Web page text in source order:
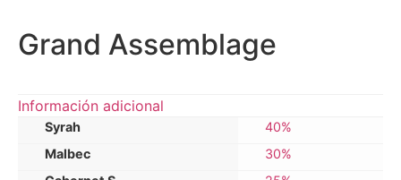
Grand Assemblage
Información adicional
Syrah
40%
Malbec
30%